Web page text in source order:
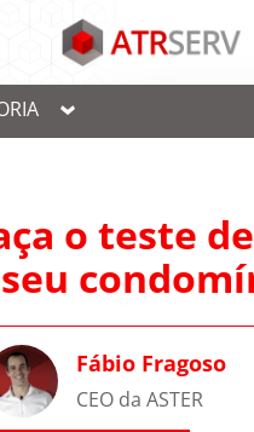
o teste
Fábio Fragoso
CEO da ASTER